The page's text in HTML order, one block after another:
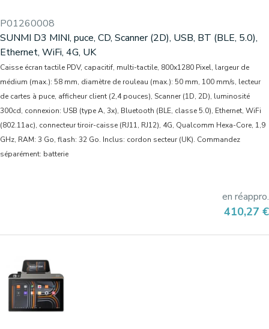
P01260008
SUNMI D3 MINI, puce, CD, Scanner (2D), USB, BT (BLE, 5.0),
Ethernet, WiFi, 4G, UK
Caisse écran tactile PDV, capacitif, multi-tactile, 800x1280 Pixel, largeur de
médium (max.): 58 mm, diamètre de rouleau (max.): 50 mm, 100 mm/s, lecteur
de cartes à puce, afficheur client (2,4 pouces), Scanner (1D, 2D), luminosité
300cd, connexion: USB (type A, 3x), Bluetooth (BLE, classe 5.0), Ethernet, WiFi
(802.11ac), connecteur tiroir-caisse (RJ11, RJ12), 4G, Qualcomm Hexa-Core, 1,9
GHz, RAM: 3 Go, flash: 32 Go. Inclus: cordon secteur (UK). Commandez
séparément: batterie
en réappro.
Prix
410,27 €